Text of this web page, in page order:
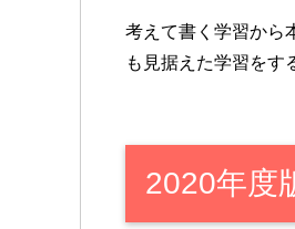
考えて書く学習から
も見据えた学習をす
2020年度